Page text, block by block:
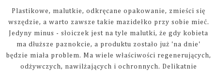
Plastikowe, malutkie, odkręcane opakowanie, zmieści się
wszędzie, a warto zawsze takie mazidełko przy sobie mieć.
Jedyny minus - słoiczek jest na tyle malutki, że gdy kobieta
ma dłuższe paznokcie, a produktu zostało już 'na dnie'
będzie miała problem. Ma wiele właściwości regenerujących,
odżywczych, nawilżających i ochronnych. Delikatnie